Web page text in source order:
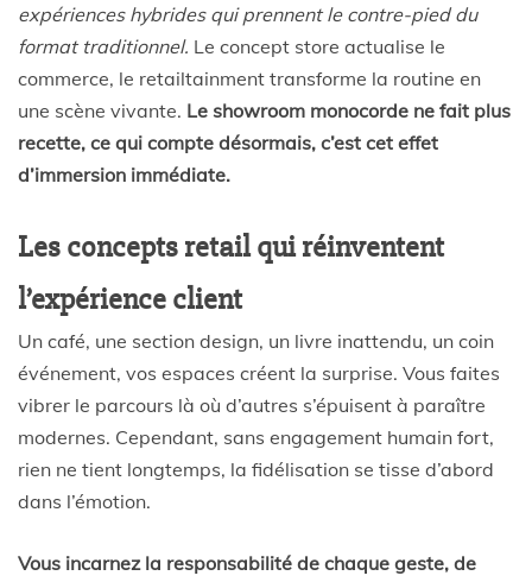
expériences hybrides qui prennent le contre-pied du
format traditionnel. Le concept store actualise le
commerce, le retailtainment transforme la routine en
une scène vivante. Le showroom monocorde ne fait plus
recette, ce qui compte désormais, c’est cet effet
d’immersion immédiate.
Les concepts retail qui réinventent
l’expérience client
Un café, une section design, un livre inattendu, un coin
événement, vos espaces créent la surprise. Vous faites
vibrer le parcours là où d’autres s’épuisent à paraître
modernes. Cependant, sans engagement humain fort,
rien ne tient longtemps, la fidélisation se tisse d’abord
dans l’émotion.
Vous incarnez la responsabilité de chaque geste, de